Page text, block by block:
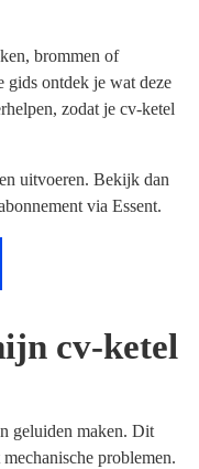
brommen of
gids ontdek je wat deze
zodat je cv-ketel
uitvoeren. Bekijk dan
via Essent.
cv-ketel
geluiden maken. Dit
problemen.